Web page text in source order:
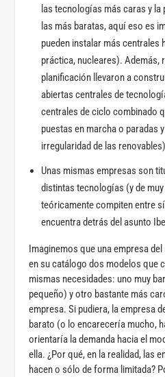
las tecnologías más caras y
las más baratas, aquí eso es
pueden instalar más centrales
práctica, nucleares). Además,
planificación llevaron a
abiertas centrales de
centrales de ciclo combinado
puestas en marcha o paradas
irregularidad de las
Unas mismas empresas son
distintas tecnologías (y de
teóricamente compiten entre
encuentra detrás del asunto
Imaginemos que una empresa
en su catálogo dos modelos que
mismas necesidades: uno muy
pequeño) y otro bastante más
empresa. Si pudiera, la empresa
barato (o lo encarecería mucho,
orientaría la demanda hacia el
ella. ¿Por qué, en la realidad, las
hacen o sólo de forma limitada?